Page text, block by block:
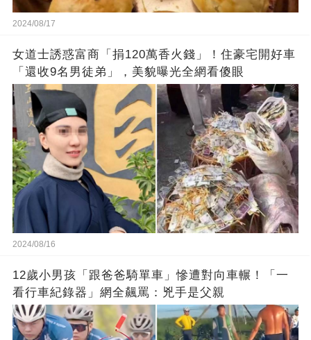
2024/08/17
女道士誘惑富商「捐120萬香火錢」！住豪宅開好車
「還收9名男徒弟」，美貌曝光全網看傻眼
2024/08/16
12歲小男孩「跟爸爸騎單車」慘遭對向車輾！「一
看行車紀錄器」網全飆罵：兇手是父親